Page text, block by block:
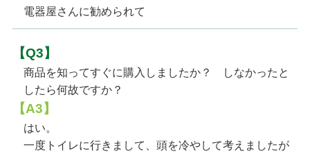
電器屋さんに勧められて
【Q3】
商品を知ってすぐに購入しましたか？ しなかったと
したら何故ですか？
【A3】
はい。
一度トイレに行きまして、頭を冷やして考えましたが